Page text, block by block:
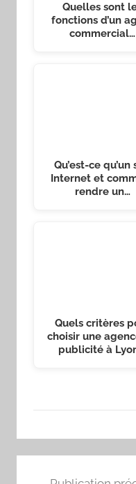
Quelles sont
fonctions d’un
commercial…
Qu’est-ce qu’un
Internet et
rendre un…
Quels critères
choisir une
publicité à